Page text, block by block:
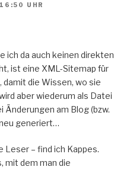
UHR
ich da auch keinen direkten
ist eine XML-Sitemap für
damit die Wissen, wo sie
aber wiederum als Datei
Änderungen am Blog (bzw.
generiert…
Leser – find ich Kappes.
mit dem man die